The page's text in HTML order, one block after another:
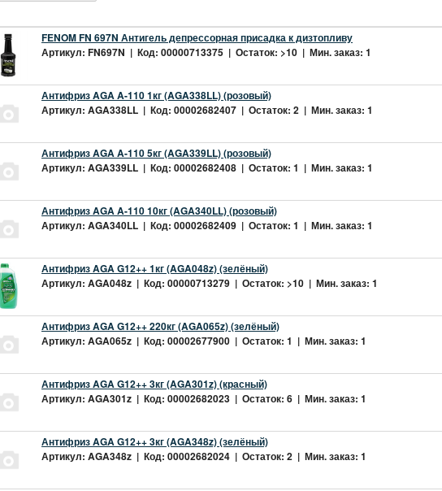
FENOM FN 697N Антигель депрессорная присадка к дизтопливу
Артикул: FN697N | Код: 00000713375 | Остаток: >10 | Мин. заказ: 1
Антифриз AGA A-110 1кг (AGA338LL) (розовый)
Артикул: AGA338LL | Код: 00002682407 | Остаток: 2 | Мин. заказ: 1
Антифриз AGA A-110 5кг (AGA339LL) (розовый)
Артикул: AGA339LL | Код: 00002682408 | Остаток: 1 | Мин. заказ: 1
Антифриз AGA A-110 10кг (AGA340LL) (розовый)
Артикул: AGA340LL | Код: 00002682409 | Остаток: 1 | Мин. заказ: 1
Антифриз AGA G12++ 1кг (AGA048z) (зелёный)
Артикул: AGA048z | Код: 00000713279 | Остаток: >10 | Мин. заказ: 1
Антифриз AGA G12++ 220кг (AGA065z) (зелёный)
Артикул: AGA065z | Код: 00002677900 | Остаток: 1 | Мин. заказ: 1
Антифриз AGA G12++ 3кг (AGA301z) (красный)
Артикул: AGA301z | Код: 00002682023 | Остаток: 6 | Мин. заказ: 1
Антифриз AGA G12++ 3кг (AGA348z) (зелёный)
Артикул: AGA348z | Код: 00002682024 | Остаток: 2 | Мин. заказ: 1